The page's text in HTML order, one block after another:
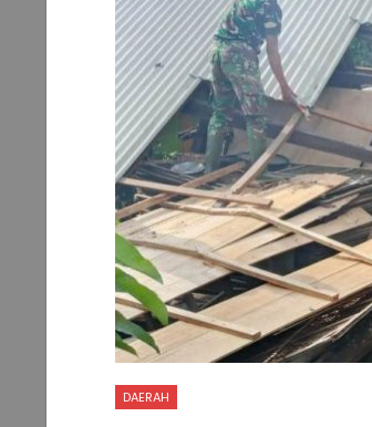
DAERAH